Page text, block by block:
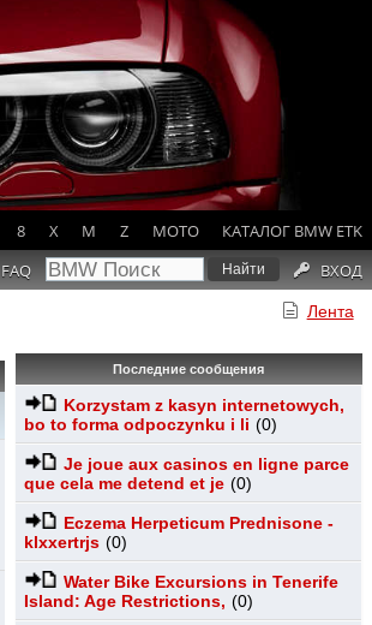
8 X M Z MOTO
КАТАЛОГ BMW ETK
FAQ ВХОД
Лента
Последние сообщения
Korzystam z kasyn internetowych,
bo to forma odpoczynku i li (0)
Je joue aux casinos en ligne parce
que cela me detend et je (0)
Eczema Herpeticum Prednisone -
klxxertrjs (0)
Water Bike Excursions in Tenerife
Island: Age Restrictions, (0)